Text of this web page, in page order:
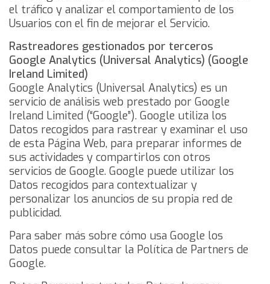
el tráfico y analizar el comportamiento de los
Usuarios con el fin de mejorar el Servicio.
Rastreadores gestionados por terceros
Google Analytics (Universal Analytics) (Google
Ireland Limited)
Google Analytics (Universal Analytics) es un
servicio de análisis web prestado por Google
Ireland Limited (“Google”). Google utiliza los
Datos recogidos para rastrear y examinar el uso
de esta Página Web, para preparar informes de
sus actividades y compartirlos con otros
servicios de Google. Google puede utilizar los
Datos recogidos para contextualizar y
personalizar los anuncios de su propia red de
publicidad.
Para saber más sobre cómo usa Google los
Datos puede consultar la Política de Partners de
Google.